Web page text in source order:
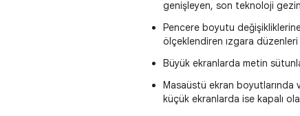
genişleyen, son teknoloji
Pencere boyutu
ölçeklendiren ızgara düzenleri
Büyük ekranlarda metin
Masaüstü ekran boyutlarında
küçük ekranlarda ise kapalı